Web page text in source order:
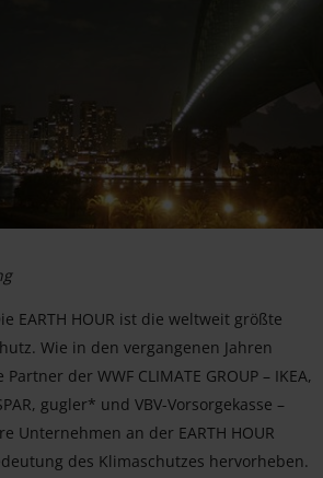
EARTH HOUR ist die weltweit größte
Wie in den vergangenen Jahren
der WWF CLIMATE GROUP – IKEA,
gugler* und VBV-Vorsorgekasse –
Unternehmen an der EARTH HOUR
des Klimaschutzes hervorheben.